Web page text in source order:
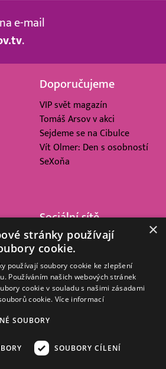
e-mail
.
Doporučujeme
VIP svět magazín
Tomáš Arsov v akci
Sejdeme se na Cibulce
Vít Olmer: Den s osobností
SeXoňa
Sociální sítě
MEDIA, a.s. Všechna práva vyhrazena.
×
stránky používají
cookie.
používají soubory cookie ke zlepšení
Používáním našich webových stránek
cookie v souladu s našimi zásadami
cookie. Více informací
SOUBORY
SOUBORY CÍLENÍ